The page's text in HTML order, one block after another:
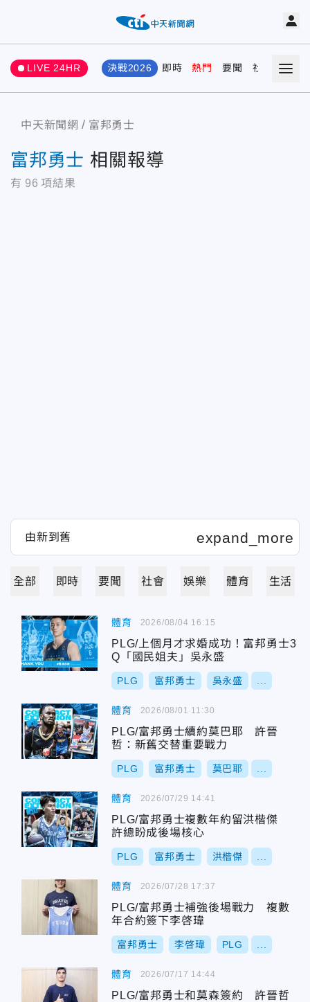
LIVE 24HR 決戰2026 即時 熱門 要聞 社會 娛樂
中天新聞網 富邦勇士
富邦勇士 相關報導
有 96 項結果
全部 即時 要聞 社會 娛樂 體育 生活
體育
PLG/上個月才求婚成功！富邦勇士3
Q「國民姐夫」吳永盛
PLG 富邦勇士 吳永盛
2026/08/04 16:15
體育
PLG/富邦勇士續約莫巴耶 許晉
哲：新舊交替重要戰力
PLG 富邦勇士 莫巴耶
2026/08/01 11:30
體育
PLG/富邦勇士複數年約留洪楷傑
許總盼成後場核心
PLG 富邦勇士 洪楷傑
2026/07/29 14:41
體育
PLG/富邦勇士補強後場戰力 複數
年合約簽下李啓瑋
富邦勇士 李啓瑋 PLG
2026/07/28 17:37
體育
PLG/富邦勇士和莫森簽約 許晉哲
2026/07/17 14:44